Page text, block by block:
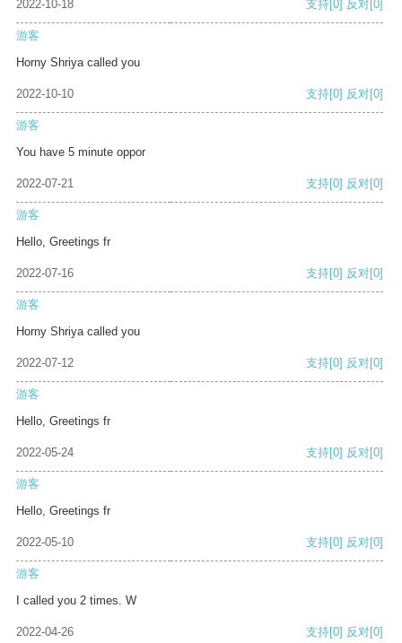
2022-10-18 支持[0] 反对[0]
游客
Horny Shriya called you
2022-10-10 支持[0] 反对[0]
游客
You have 5 minute oppor
2022-07-21 支持[0] 反对[0]
游客
Hello, Greetings fr
2022-07-16 支持[0] 反对[0]
游客
Horny Shriya called you
2022-07-12 支持[0] 反对[0]
游客
Hello, Greetings fr
2022-05-24 支持[0] 反对[0]
游客
Hello, Greetings fr
2022-05-10 支持[0] 反对[0]
游客
I called you 2 times. W
2022-04-26 支持[0] 反对[0]